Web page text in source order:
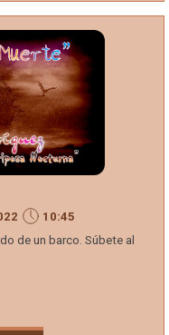
10:45
de un barco. Súbete al